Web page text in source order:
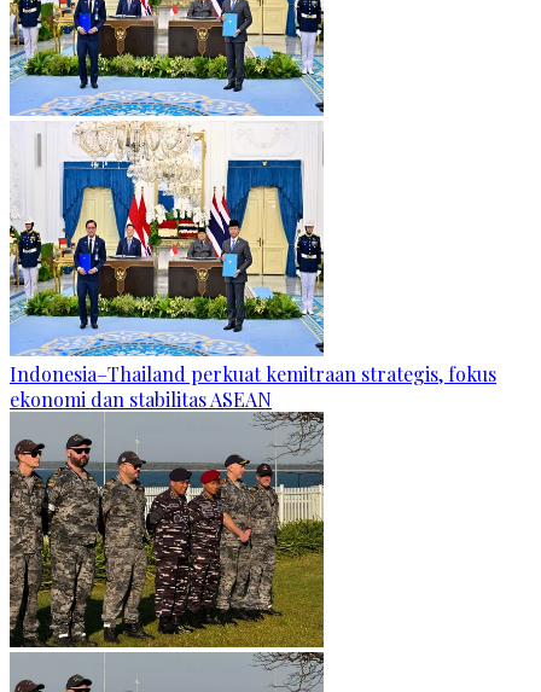
Indonesia–Thailand perkuat kemitraan strategis, fokus
ekonomi dan stabilitas ASEAN